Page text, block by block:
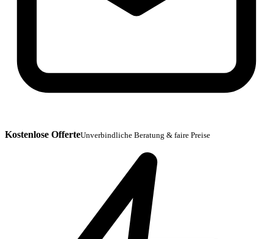
Kostenlose OfferteUnverbindliche Beratung & faire Preise